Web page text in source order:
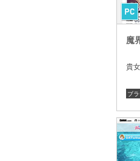
魔
貴
ブ